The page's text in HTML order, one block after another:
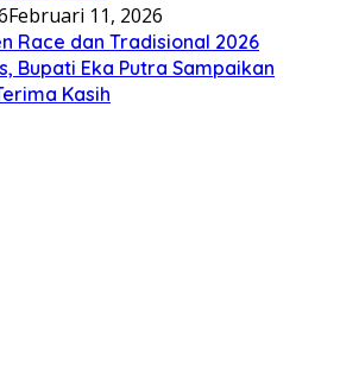
Februari 11, 2026
Race dan Tradisional 2026
Bupati Eka Putra Sampaikan
Kasih